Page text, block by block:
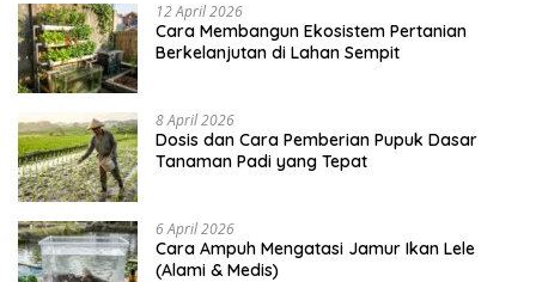
12 April 2026
Cara Membangun Ekosistem Pertanian
Berkelanjutan di Lahan Sempit
8 April 2026
Dosis dan Cara Pemberian Pupuk Dasar
Tanaman Padi yang Tepat
6 April 2026
Cara Ampuh Mengatasi Jamur Ikan Lele
(Alami & Medis)